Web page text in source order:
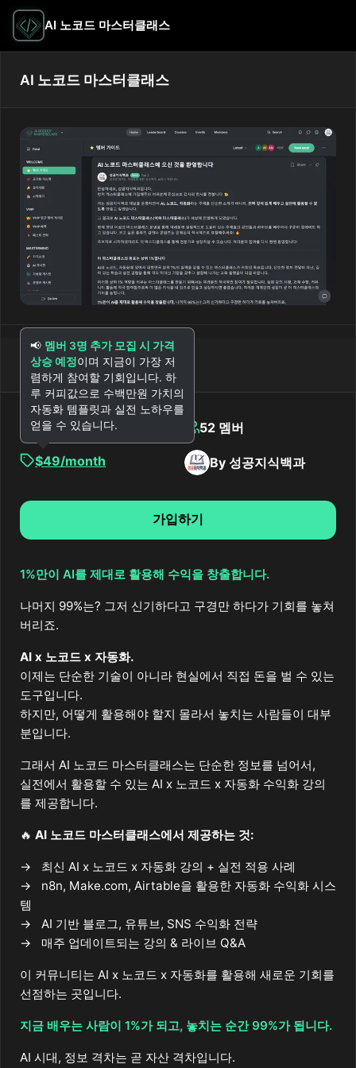
AI 노코드 마스터클래스
AI 노코드 마스터클래스
프라이빗 커뮤니티 52 멤버
$49/month
📢 멤버 3명 추가 모집 시 가격
상승 예정이며 지금이 가장 저
렴하게 참여할 기회입니다. 하
루 커피값으로 수백만원 가치의
자동화 템플릿과 실전 노하우를
얻을 수 있습니다.
By 성공지식백과
가입하기
1%만이 AI를 제대로 활용해 수익을 창출합니다.
나머지 99%는? 그저 신기하다고 구경만 하다가 기회를 놓쳐
버리죠.
AI x 노코드 x 자동화.
이제는 단순한 기술이 아니라 현실에서 직접 돈을 벌 수 있는
도구입니다.
하지만, 어떻게 활용해야 할지 몰라서 놓치는 사람들이 대부
분입니다.
그래서 AI 노코드 마스터클래스는 단순한 정보를 넘어서,
실전에서 활용할 수 있는 AI x 노코드 x 자동화 수익화 강의
를 제공합니다.
🔥 AI 노코드 마스터클래스에서 제공하는 것:
최신 AI x 노코드 x 자동화 강의 + 실전 적용 사례
n8n, Make.com, Airtable을 활용한 자동화 수익화 시스
템
AI 기반 블로그, 유튜브, SNS 수익화 전략
매주 업데이트되는 강의 & 라이브 Q&A
이 커뮤니티는 AI x 노코드 x 자동화를 활용해 새로운 기회를
선점하는 곳입니다.
지금 배우는 사람이 1%가 되고, 놓치는 순간 99%가 됩니다.
AI 시대, 정보 격차는 곧 자산 격차입니다.